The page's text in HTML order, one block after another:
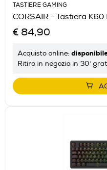
TASTIERE GAMING
CORSAIR - Tastiera K60
€ 84,90
Acquisto online:
Ritiro in negozio in 30'